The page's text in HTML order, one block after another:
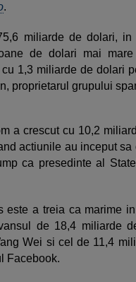
.
miliarde de dolari, in
de dolari mai
1,3 miliarde de dolari
proprietarul grupului
a crescut cu 10,2
actiunile au inceput
ca presedinte al
este a treia ca marime
de 18,4 miliarde
Wei si cel de 11,4
Facebook.